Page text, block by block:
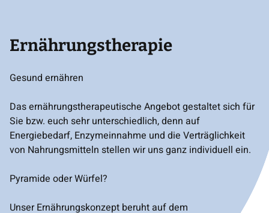
Ernährungstherapie
Gesund ernähren
Das ernährungstherapeutische Angebot gestaltet sich für
Sie bzw. euch sehr unterschiedlich, denn auf
Energiebedarf, Enzymeinnahme und die Verträglichkeit
von Nahrungsmitteln stellen wir uns ganz individuell ein.
Pyramide oder Würfel?
Unser Ernährungskonzept beruht auf dem